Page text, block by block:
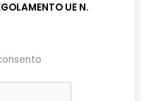
e ripiegabiliUE N.